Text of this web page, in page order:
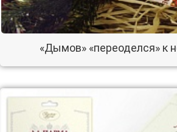
«Дымов» «переоделся» к